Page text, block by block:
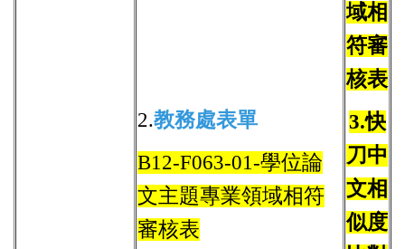
域相
符審
核表
3.快
刀中
文相
似度
2.教務處表單
B12-F063-01-學位論
文主題專業領域相符
審核表